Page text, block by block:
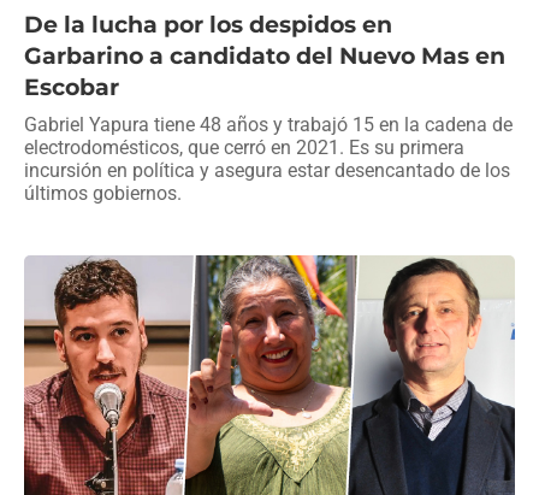
De la lucha por los despidos en
Garbarino a candidato del Nuevo Mas en
Escobar
Gabriel Yapura tiene 48 años y trabajó 15 en la cadena de
electrodomésticos, que cerró en 2021. Es su primera
incursión en política y asegura estar desencantado de los
últimos gobiernos.